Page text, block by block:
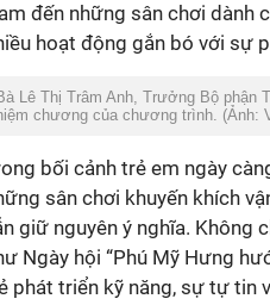
đến những sân chơi dành
hoạt động gắn bó với sự
Lê Thị Trâm Anh, Trưởng Bộ phận
chương của chương trình. (Ảnh:
bối cảnh trẻ em ngày
sân chơi khuyến khích
giữ nguyên ý nghĩa. Không
Ngày hội “Phú Mỹ Hưng
phát triển kỹ năng, sự tự tin